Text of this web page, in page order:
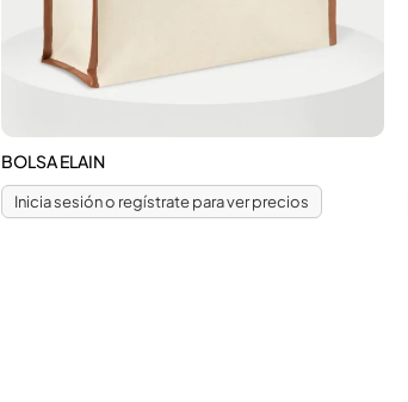
BOLSA ELAIN
Inicia sesión o regístrate para ver precios